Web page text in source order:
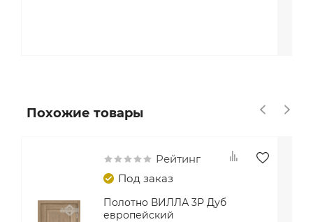
Похожие товары
Рейтинг
Под заказ
Полотно ВИЛЛА 3Р Дуб
европейский